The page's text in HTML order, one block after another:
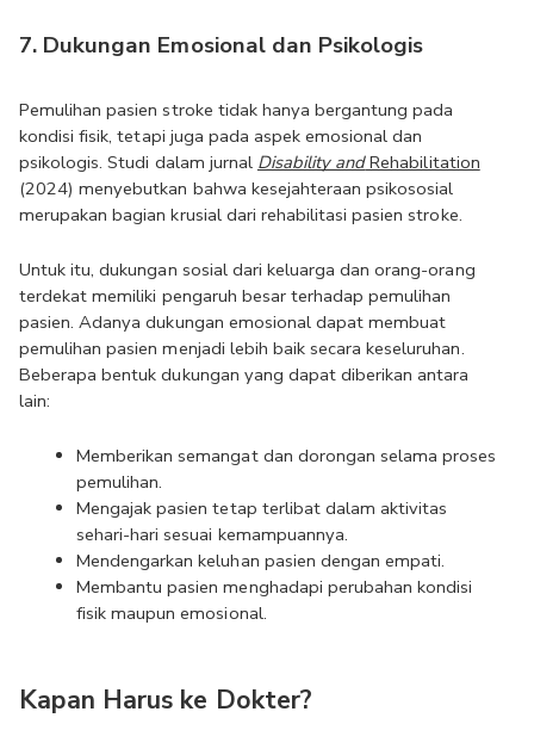
7. Dukungan Emosional dan Psikologis
Pemulihan pasien stroke tidak hanya bergantung pada
kondisi fisik, tetapi juga pada aspek emosional dan
psikologis. Studi dalam jurnal Disability and Rehabilitation
(2024) menyebutkan bahwa kesejahteraan psikososial
merupakan bagian krusial dari rehabilitasi pasien stroke.
Untuk itu, dukungan sosial dari keluarga dan orang-orang
terdekat memiliki pengaruh besar terhadap pemulihan
pasien. Adanya dukungan emosional dapat membuat
pemulihan pasien menjadi lebih baik secara keseluruhan.
Beberapa bentuk dukungan yang dapat diberikan antara
lain:
Memberikan semangat dan dorongan selama proses
pemulihan.
Mengajak pasien tetap terlibat dalam aktivitas
sehari-hari sesuai kemampuannya.
Mendengarkan keluhan pasien dengan empati.
Membantu pasien menghadapi perubahan kondisi
fisik maupun emosional.
Kapan Harus ke Dokter?